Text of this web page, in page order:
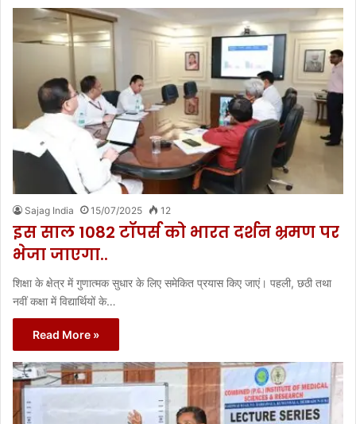
Sajag India 15/07/2025 12
इस साल 1082 टॉपर्स को भारत दर्शन भ्रमण पर
भेजा जाएगा..
शिक्षा के क्षेत्र में गुणात्मक सुधार के लिए समेकित प्रयास किए जाएं। पहली, छठी तथा
नवीं कक्षा में विद्यार्थियों के…
Read More »